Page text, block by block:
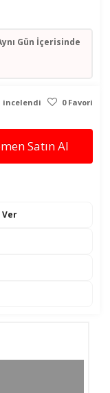
Gün İçerisinde
incelendi 0 Favori
Satın Al
Ver